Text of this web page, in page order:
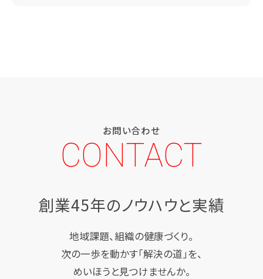
お問い合わせ
CONTACT
創業45年のノウハウと実績
地域課題、組織の健康づくり。
次の一歩を動かす「解決の道」を、
めいほうと見つけませんか。